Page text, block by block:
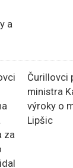
Čurillovci
ministra
výroky o
Lipšic